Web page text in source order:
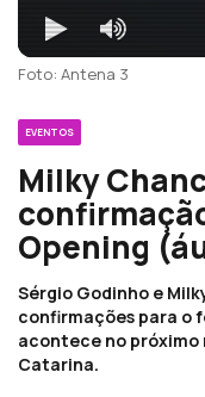
Foto: Antena 3
EVENTOS
Milky
Opening
Sérgio Godinho e
confirmações para o
acontece no próximo
Catarina.